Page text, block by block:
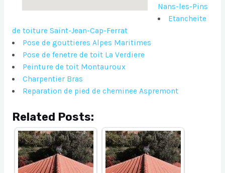
Nans-les-Pins
Etancheite
de toiture Saint-Jean-Cap-Ferrat
Pose de gouttieres Alpes Maritimes
Pose de fenetre de toit La Verdiere
Peinture de toit Montauroux
Charpentier Bras
Reparation de pied de cheminee Aspremont
Related Posts: